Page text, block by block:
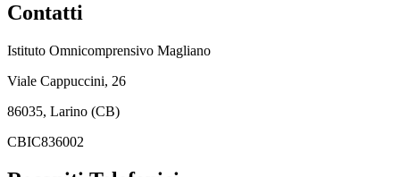
Contatti
Istituto Omnicomprensivo Magliano
Viale Cappuccini, 26
86035, Larino (CB)
CBIC836002